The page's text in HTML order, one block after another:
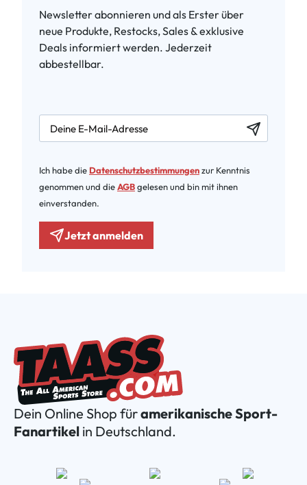
Newsletter abonnieren und als Erster über
neue Produkte, Restocks, Sales & exklusive
Deals informiert werden. Jederzeit
abbestellbar.
newsletter.labelEmail
Ich habe die Datenschutzbestimmungenzur Kenntnis
genommen und dieAGBgelesen und bin mit ihnen
einverstanden.
Jetzt anmelden
Dein Online Shop füramerikanische Sport-
Fanartikel in Deutschland.